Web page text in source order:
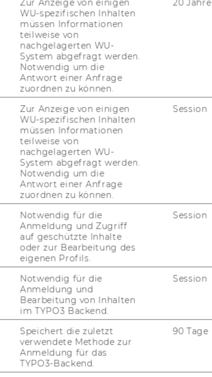
ty­pi­cal­ly con­tex­tual­ly de­
sche­du­ling.
re­se­
Chain Ma­nage­ment Glos­sa­ry
FORSCHUNG
FORSCHUNGSPORTAL
FORSCHENDE
IMPACT DER FORSCHUNG
ORGANISATION DER
Zur Anzeige von einigen
WU-spezifischen Inhalten
müssen Informationen
teilweise von
nachgelagerten WU-
System abgefragt werden.
Notwendig um die
Antwort einer Anfrage
zuordnen zu können.
20 Jahre
Zur Anzeige von einigen
WU-spezifischen Inhalten
müssen Informationen
teilweise von
nachgelagerten WU-
System abgefragt werden.
Notwendig um die
Antwort einer Anfrage
zuordnen zu können.
Session
Notwendig für die
Anmeldung und Zugriff
auf geschützte Inhalte
oder zur Bearbeitung des
eigenen Profils.
Session
Notwendig für die
Anmeldung und
Bearbeitung von Inhalten
im TYPO3 Backend.
Session
Speichert die zuletzt
verwendete Methode zur
Anmeldung für das
TYPO3-Backend.
90 Tage